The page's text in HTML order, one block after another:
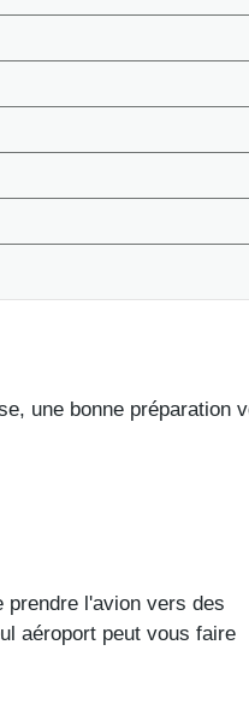
une bonne préparation
l'avion vers des
aéroport peut vous faire